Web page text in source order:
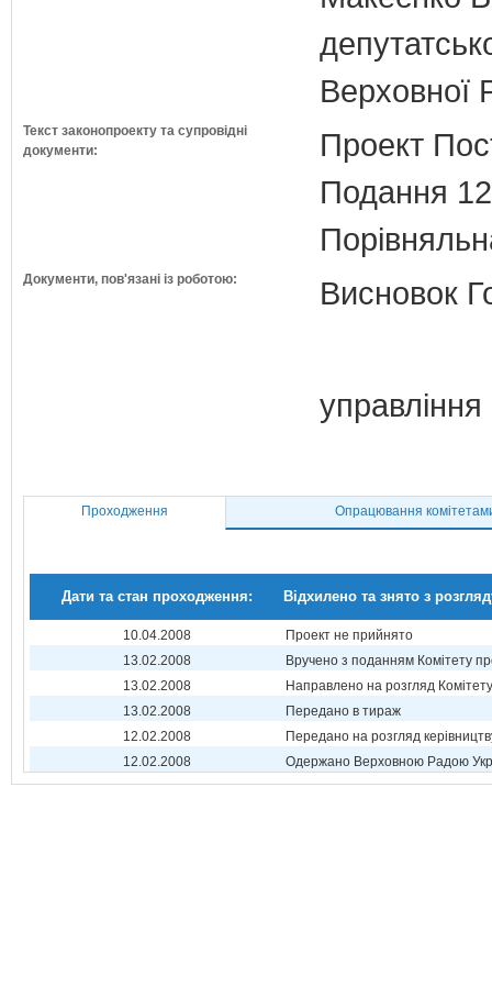
Верховної
Текст законопроекту та супровідні
документи:
Проект
Подання
Документи, пов'язані із роботою: Висновок
Проходження Опрацювання
Дати та стан проходження: Відхилено та знято з
10.04.2008
Проект не прийнято
13.02.2008
Вручено з поданням Комітету
13.02.2008
Направлено на розгляд Комітету
13.02.2008
Передано в тираж
12.02.2008
Передано на розгляд
12.02.2008
Одержано Верховною Радою